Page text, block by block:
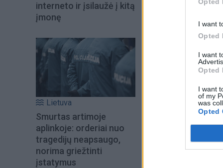
I want
Opted
I want
Opted
I want
of my
was
Opted
interneto ir įsilaužė į kitą
įmonę
Lietuva
Smurtas artimoje
aplinkoje: orderiai nuo
tragedijų neapsaugo,
norima griežtinti
įstatymus
Šiuo metu